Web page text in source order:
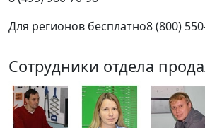
Для регионов бесплатно8 (800)
Сотрудники отдела